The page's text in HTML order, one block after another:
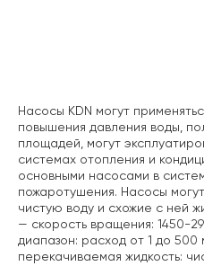
Насосы KDN могут
повышения давления воды,
площадей, могут
системах отопления и
основными насосами в
пожаротушения. Насосы
чистую воду и схожие с ней
— скорость вращения: 1450-
диапазон: расход от 1 до
перекачиваемая жидкость: